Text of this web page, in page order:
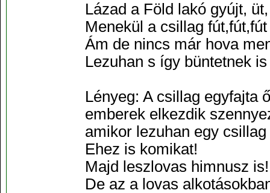
Lázad a Föld lakó gyújt,
Menekül a csillag fút,fút,fút
Ám de nincs már hova
Lezuhan s így büntetnek
Lényeg: A csillag egyfajta
emberek elkezdik
amikor lezuhan egy
Ehez is komikat!
Majd leszlovas himnusz is!
De az a lovas